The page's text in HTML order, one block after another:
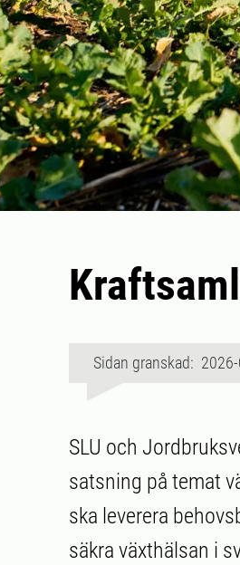
Sidan granskad:
SLU och
satsning på temat
ska leverera
säkra växthälsan i